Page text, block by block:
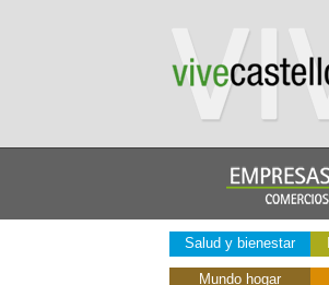
Salud y bienestar
Mundo hogar